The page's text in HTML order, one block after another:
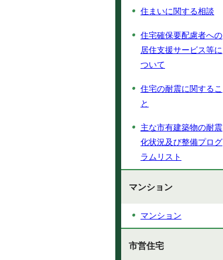
住まいに関する相談
住宅確保要配慮者への
居住支援サービス等に
ついて
住宅の耐震に関するこ
と
主な市有建築物の耐震
化状況及び整備プログ
ラムリスト
マンション
マンション
市営住宅